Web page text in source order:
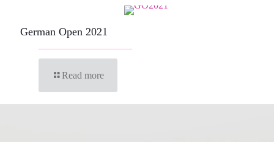
German Open 2021
Read more